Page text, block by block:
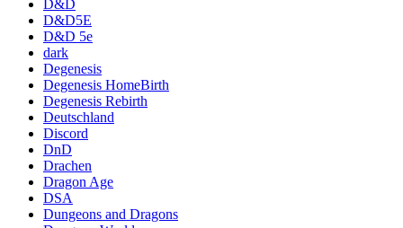
D&D
D&D5E
D&D 5e
dark
Degenesis
Degenesis HomeBirth
Degenesis Rebirth
Deutschland
Discord
DnD
Drachen
Dragon Age
DSA
Dungeons and Dragons